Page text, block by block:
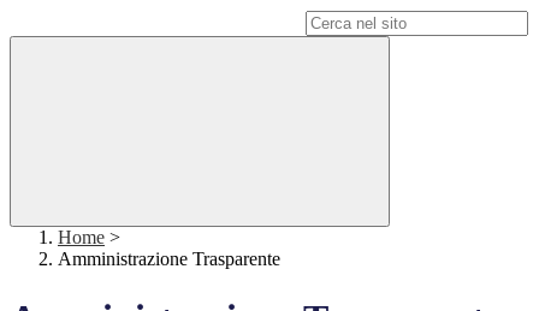
Home >
Amministrazione Trasparente